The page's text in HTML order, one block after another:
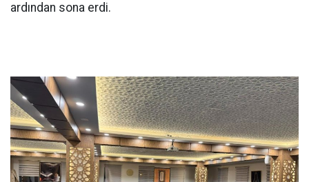
ardından sona erdi.